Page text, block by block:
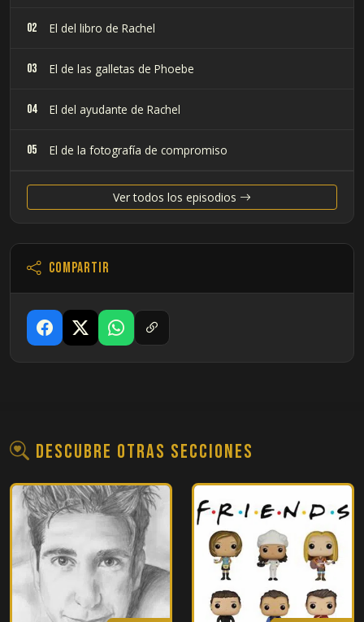
02 El del libro de Rachel
03 El de las galletas de Phoebe
04 El del ayudante de Rachel
05 El de la fotografía de compromiso
06 El de los compañeros de siesta
08 En el que a Chandler no le gustan los perros
09 El de todos los caramelos
14 En el que todos cumplen treinta
15 El del nuevo cerebro de Joey
El de toda la verdad sobre Londres
Ver todos los episodios
Compartir
Descubre otras secciones